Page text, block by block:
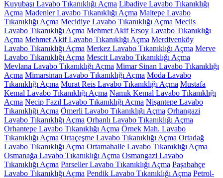
Kuyubaşı Lavabo Tıkanıklığı Açma Libadiye Lavabo Tıkanıklığı
Açma Madenler Lavabo Tıkanıklığı Açma Maltepe Lavabo
Tıkanıklığı Açma Mecidiye Lavabo Tıkanıklığı Açma Meclis
Lavabo Tıkanıklığı Açma Mehmet Akif Ersoy Lavabo Tıkanıklığı
Açma Mehmet Akif Lavabo Tıkanıklığı Açma Merdivenköy
Lavabo Tıkanıklığı Açma Merkez Lavabo Tıkanıklığı Açma Merve
Lavabo Tıkanıklığı Açma Mescit Lavabo Tıkanıklığı Açma
Mevlana Lavabo Tıkanıklığı Açma Mimar Sinan Lavabo Tıkanıklığı
Açma Mimarsinan Lavabo Tıkanıklığı Açma Moda Lavabo
Tıkanıklığı Açma Murat Reis Lavabo Tıkanıklığı Açma Mustafa
Kemal Lavabo Tıkanıklığı Açma Namık Kemal Lavabo Tıkanıklığı
Açma Necip Fazıl Lavabo Tıkanıklığı Açma Nişantepe Lavabo
Tıkanıklığı Açma Ömerli Lavabo Tıkanıklığı Açma Orhangazi
Lavabo Tıkanıklığı Açma Orhanlı Lavabo Tıkanıklığı Açma
Orhantepe Lavabo Tıkanıklığı Açma Örnek Mah. Lavabo
Tıkanıklığı Açma Ortaçeşme Lavabo Tıkanıklığı Açma Ortadağ
Lavabo Tıkanıklığı Açma Ortamahalle Lavabo Tıkanıklığı Açma
Osmanağa Lavabo Tıkanıklığı Açma Osmangazi Lavabo
Tıkanıklığı Açma Parseller Lavabo Tıkanıklığı Açma Paşabahçe
Lavabo Tıkanıklığı Açma Pendik Lavabo Tıkanıklığı Açma Petrol-